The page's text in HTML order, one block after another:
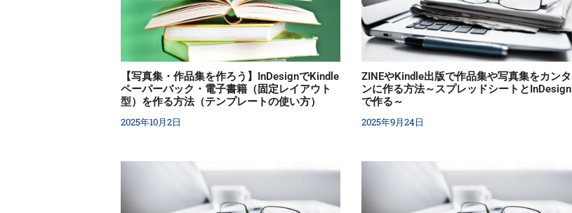
【写真集・作品集を作ろう】InDesignでKindle
ペーパーバック・電子書籍（固定レイアウト
型）を作る方法（テンプレートの使い方）
2025年10月2日
ZINEやKindle出版で作品集や写真集をカンタ
ンに作る方法～スプレッドシートとInDesign
で作る～
2025年9月24日